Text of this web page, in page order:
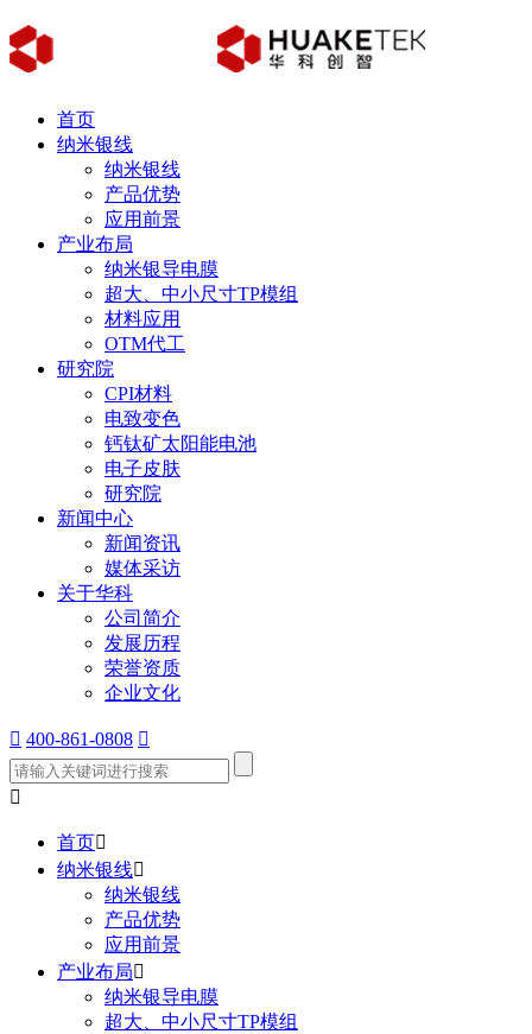
首页
纳米银线
纳米银线
产品优势
应用前景
产业布局
纳米银导电膜
超大、中小尺寸TP模组
材料应用
OTM代工
研究院
CPI材料
电致变色
钙钛矿太阳能电池
电子皮肤
研究院
新闻中心
新闻资讯
媒体采访
关于华科
公司简介
发展历程
荣誉资质
企业文化
 400-861-0808 

首页
纳米银线
纳米银线
产品优势
应用前景
产业布局
纳米银导电膜
超大、中小尺寸TP模组